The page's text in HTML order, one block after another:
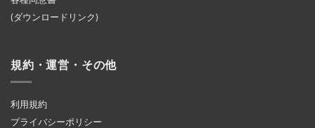
(ダウンロードリンク)
規約・運営・その他
利用規約
プライバシーポリシー